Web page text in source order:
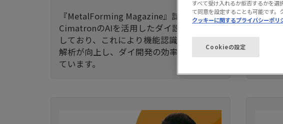
『MetalForming Magazine』誌は、
CimatronのAIを活用したダイ設計を紹介
しており、これにより機能認識や材料流れ
解析が向上し、ダイ開発の効率化が図られ
ています。
たる製
生産性
ョンを
すべて受け入れるか拒否するかを
て同意を設定することも可能です
クッキーに関するプライバシーポリ
Cookieの設定